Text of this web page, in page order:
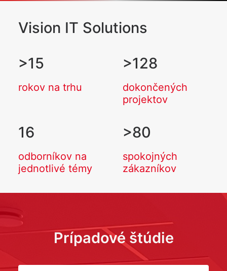
Vision IT Solutions
>15
rokov na trhu
>128
dokončených
projektov
16
odborníkov na
jednotlivé témy
>80
spokojných
zákazníkov
Prípadové štúdie